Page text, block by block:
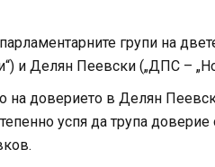
групи на
и Делян Пеевски („ДПС –
на доверието в Делян
успя да трупа